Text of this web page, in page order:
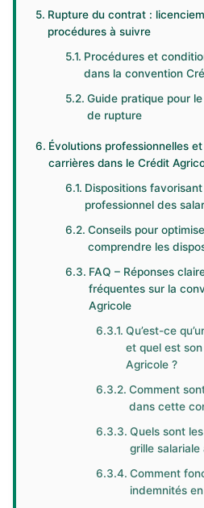
Rupture du contrat :
procédures à suivre
Procédures et
dans la convention
Guide pratique pour
de rupture
Évolutions professionnelles
carrières dans le Crédit
Dispositions
professionnel des
Conseils pour
comprendre les
FAQ – Réponses
fréquentes sur la
Agricole
Qu’est-ce
et quel est
Agricole ?
Comment
dans cette
Quels sont
grille salariale
Comment
indemnités